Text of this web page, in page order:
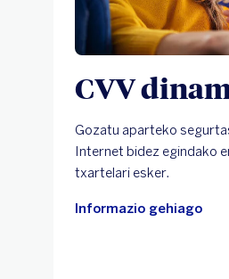
CVV
Gozatu aparteko
Internet bidez egindako
txartelari esker.
Informazio gehiago